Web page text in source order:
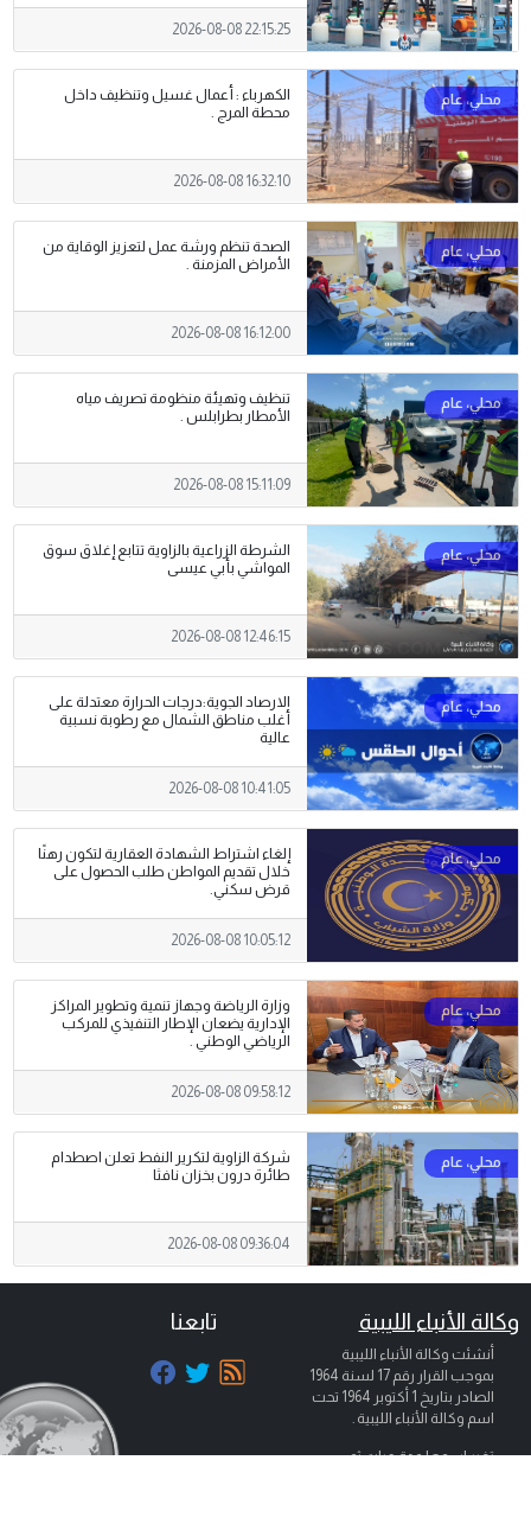
2026-08-08 22:15:25
الكهرباء : أعمال غسيل وتنظيف داخل
محطة المرج .
2026-08-08 16:32:10
الصحة تنظم ورشة عمل لتعزيز الوقاية من
الأمراض المزمنة .
2026-08-08 16:12:00
تنظيف وتهيئة منظومة تصريف مياه
الأمطار بطرابلس .
2026-08-08 15:11:09
الشرطة الزراعية بالزاوية تتابع إغلاق سوق
المواشي بأبي عيسى
2026-08-08 12:46:15
الارصاد الجوية:درجات الحرارة معتدلة على
أغلب مناطق الشمال مع رطوبة نسبية
عالية
2026-08-08 10:41:05
إلغاء اشتراط الشهادة العقارية لتكون رهنًا
خلال تقديم المواطن طلب الحصول على
قرض سكني.
2026-08-08 10:05:12
وزارة الرياضة وجهاز تنمية وتطوير المراكز
الإدارية يضعان الإطار التنفيذي للمركب
الرياضي الوطني .
2026-08-08 09:58:12
شركة الزاوية لتكرير النفط تعلن اصطدام
طائرة درون بخزان نافثا
2026-08-08 09:36:04
وكالة الأنباء الليبية
أنشئت وكالة الأنباء الليبية
بموجب القرار رقم 17 لسنة 1964
الصادر بتاريخ 1 أكتوبر 1964
تحت
اسم وكالة الأنباء الليبية .
تغير اسمها عدة مرات ثم
تابعنا